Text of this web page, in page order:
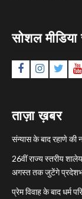
सोशल
FacebookInstagram
ताज़ा ख़बर
संन्यास के बाद रहाणे की
26वीं राज्य स्तरीय
अगस्त तक जुटेंगे
प्रेम विवाह के बाद धर्म